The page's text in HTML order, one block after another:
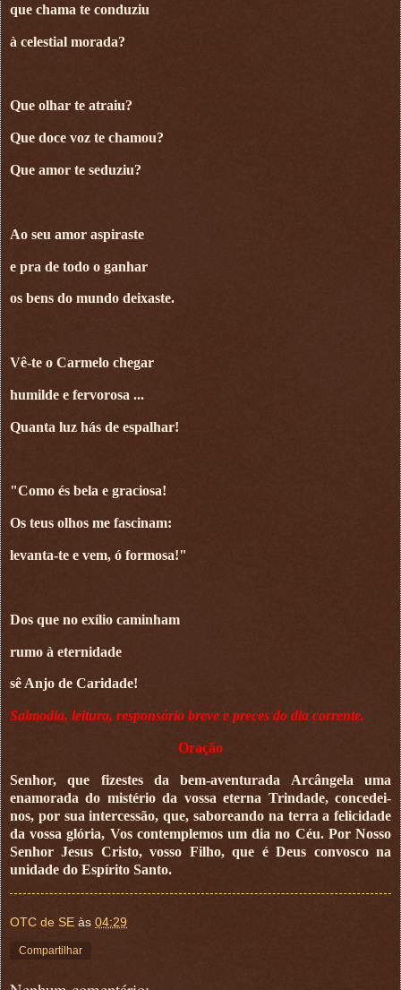
que chama te conduziu
à celestial morada?
Que olhar te atraiu?
Que doce voz te chamou?
Que amor te seduziu?
Ao seu amor aspiraste
e pra de todo o ganhar
os bens do mundo deixaste.
Vê-te o Carmelo chegar
humilde e fervorosa ...
Quanta luz hás de espalhar!
"Como és bela e graciosa!
Os teus olhos me fascinam:
levanta-te e vem, ó formosa!"
Dos que no exílio caminham
rumo à eternidade
sê Anjo de Caridade!
Salmodia, leitura, responsório breve e preces do dia corrente.
Oração
Senhor, que fizestes da bem-aventurada Arcângela uma
enamorada do mistério da vossa eterna Trindade, concedei-
nos, por sua intercessão, que, saboreando na terra a felicidade
da vossa glória, Vos contemplemos um dia no Céu. Por Nosso
Senhor Jesus Cristo, vosso Filho, que é Deus convosco na
unidade do Espírito Santo.
OTC de SE às 04:29
Compartilhar